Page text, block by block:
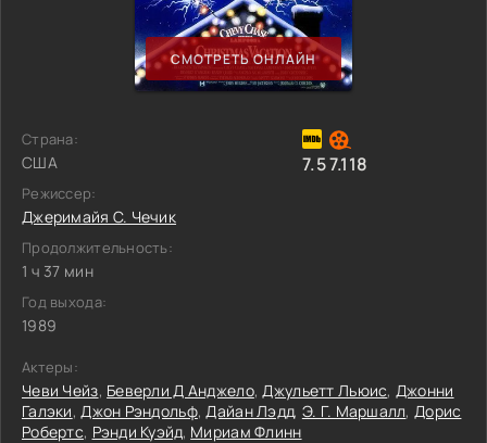
СМОТРЕТЬ ОНЛАЙН
Страна:
США
Режиссер:
Джеримайя С. Чечик
Продолжительность:
1 ч 37 мин
Год выхода:
1989
7.57.118
Актеры:
Чеви Чейз, Беверли Д Анджело,Джульетт Льюис, Джонни
Галэки,Джон Рэндольф,Дайан Лэдд, Э. Г. Маршалл,Дорис
Робертс, Рэнди Куэйд, Мириам Флинн